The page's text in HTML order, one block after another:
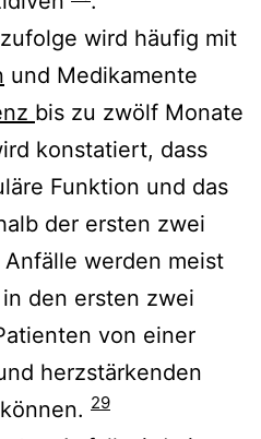
wird häufig mit
und Medikamente
bis zu zwölf Monate
konstatiert, dass
Funktion und das
der ersten zwei
Anfälle werden meist
den ersten zwei
von einer
herzstärkenden
29